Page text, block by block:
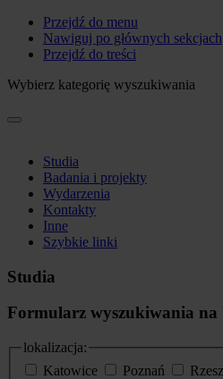
Przejdź do menu
Nawiguj po głównych sekcjach
Przejdź do treści
Wybierz kategorię wyszukiwania
Studia
Badania i projekty
Wydarzenia
Kontakty
Inne
Szybkie linki
Studia
Formularz wyszukiwania na
lokalizacja:
Katowice
Poznań